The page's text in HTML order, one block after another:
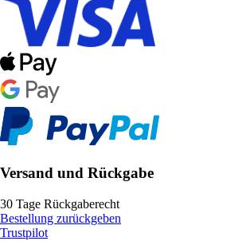
Versand und Rückgabe
30 Tage Rückgaberecht
Bestellung zurückgeben
Trustpilot